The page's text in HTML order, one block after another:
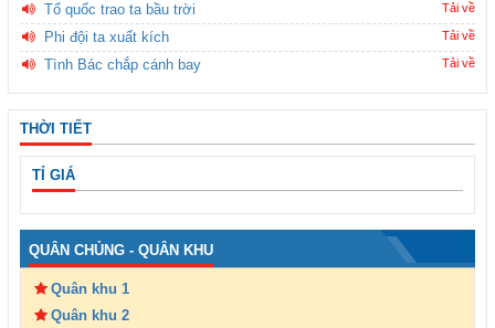
Tổ quốc trao ta bầu trời Tải về
Phi đội ta xuất kích Tải về
Tình Bác chắp cánh bay Tải về
THỜI TIẾT
TỈ GIÁ
QUÂN CHỦNG - QUÂN KHU
Quân khu 1
Quân khu 2